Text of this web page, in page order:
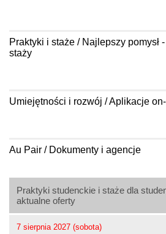
Praktyki studenckie i staże dla
aktualne oferty
7 sierpnia 2027 (sobota)
Praktyki i staże / Najlepszy pomysł
staży
Umiejętności i rozwój / Aplikacje
Au Pair / Dokumenty i agencje